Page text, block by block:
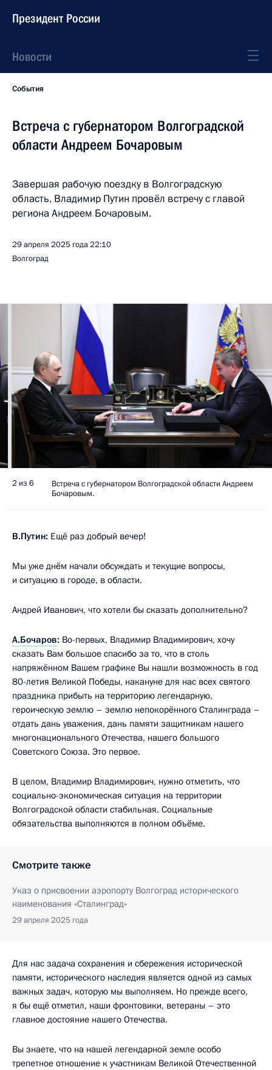
Президент России
Новости
События
Встреча с губернатором Волгоградской
области Андреем Бочаровым
Завершая рабочую поездку в Волгоградскую
область, Владимир Путин провёл встречу с главой
региона Андреем Бочаровым.
29 апреля 2025 года22:10
Волгоград
2 из 6
Встреча с губернатором Волгоградской области Андреем
Бочаровым.
В.Путин: Ещё раз добрый вечер!
Мы уже днём начали обсуждать и текущие вопросы,
и ситуацию в городе, в области.
Андрей Иванович, что хотели бы сказать дополнительно?
А.Бочаров: Во-первых, Владимир Владимирович, хочу
сказать Вам большое спасибо за то, что в столь
напряжённом Вашем графике Вы нашли возможность в год
80-летия Великой Победы, накануне для нас всех святого
праздника прибыть на территорию легендарную,
героическую землю – землю непокорённого Сталинграда –
отдать дань уважения, дань памяти защитникам нашего
многонационального Отечества, нашего большого
Советского Союза. Это первое.
В целом, Владимир Владимирович, нужно отметить, что
социально-экономическая ситуация на территории
Волгоградской области стабильная. Социальные
обязательства выполняются в полном объёме.
Смотрите также
Указ о присвоении аэропорту Волгоград исторического
наименования «Сталинград»
29 апреля 2025 года
Для нас задача сохранения и сбережения исторической
памяти, исторического наследия является одной из самых
важных задач, которую мы выполняем. Но прежде всего,
я бы ещё отметил, наши фронтовики, ветераны – это
главное достояние нашего Отечества.
Вы знаете, что на нашей легендарной земле особо
трепетное отношение к участникам Великой Отечественной